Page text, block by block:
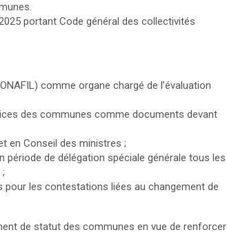
portant Code général des collectivités
comme organe chargé de l’évaluation
des communes comme documents devant
en Conseil des ministres ;
période de délégation spéciale générale tous les
les contestations liées au changement de
de statut des communes en vue de renforcer